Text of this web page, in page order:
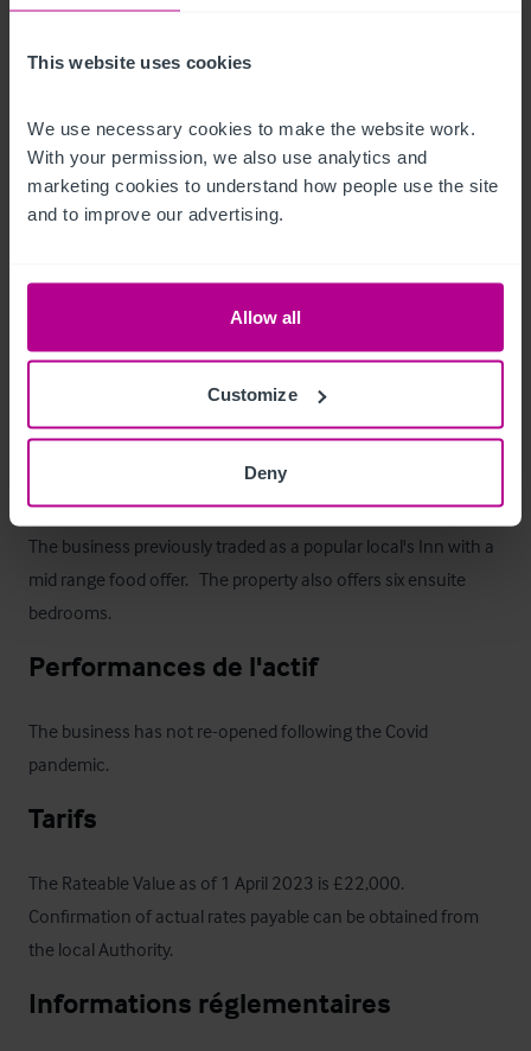
This website uses cookies
We use necessary cookies to make the website work.
With your permission, we also use analytics and
marketing cookies to understand how people use the site
and to improve our advertising.
Allow all
Customize
Deny
Small catering kitchen and a customer toilet.
Located on the first floor are customer toilets along with four
letting guest bedrooms and a further three bed family letting
Externally, there is a small back alley with some chairs serving
as a beer patio are.
The business previously traded as a popular local's Inn with a
mid range food offer.   The property also offers six ensuite
bedrooms.
Performances de l'actif
The business has not re-opened following the Covid
pandemic.
Tarifs
The Rateable Value as of 1 April 2023 is £22,000.
Confirmation of actual rates payable can be obtained from
the local Authority.
Informations réglementaires